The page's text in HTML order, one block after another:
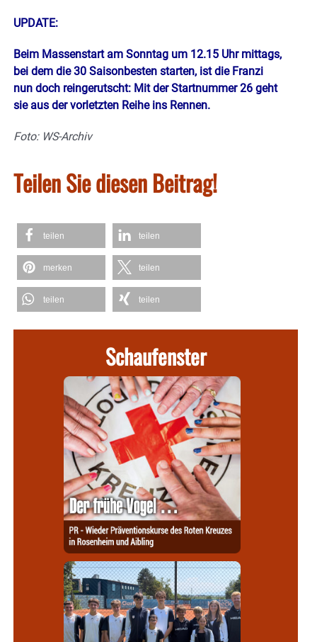
UPDATE:
Beim Massenstart am Sonntag um 12.15 Uhr mittags,
bei dem die 30 Saisonbesten starten, ist die Franzi
nun doch reingerutscht: Mit der Startnummer 26 geht
sie aus der vorletzten Reihe ins Rennen.
Foto: WS-Archiv
Teilen Sie diesen Beitrag!
teilen teilen
merken teilen
teilen teilen
Schaufenster